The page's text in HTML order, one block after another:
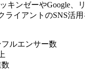
キンゼーやGoogle、
ライアントのSNS活
ルエンサー数